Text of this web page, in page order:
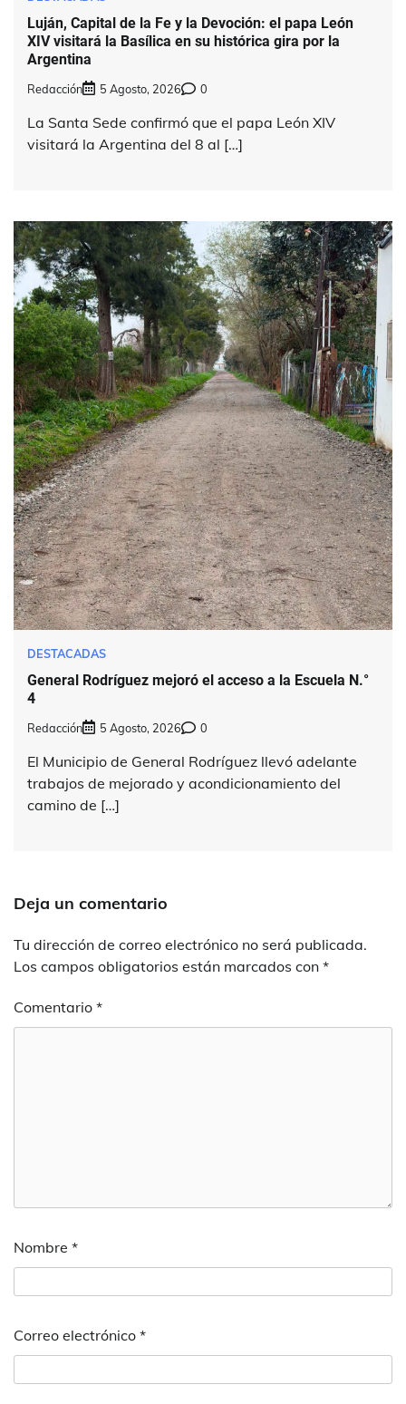
Luján, Capital de la Fe y la Devoción: el papa León
XIV visitará la Basílica en su histórica gira por la
Argentina
Redacción 5 Agosto, 2026 0
La Santa Sede confirmó que el papa León XIV
visitará la Argentina del 8 al […]
DESTACADAS
General Rodríguez mejoró el acceso a la Escuela N.°
4
Redacción 5 Agosto, 2026 0
El Municipio de General Rodríguez llevó adelante
trabajos de mejorado y acondicionamiento del
camino de […]
Deja un comentario
Tu dirección de correo electrónico no será publicada.
Los campos obligatorios están marcados con *
Comentario *
Nombre *
Correo electrónico *